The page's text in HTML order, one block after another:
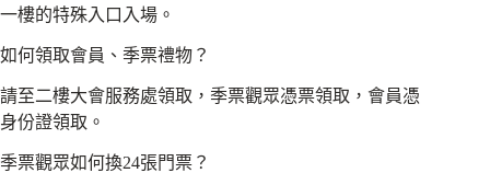
一樓的特殊入口入場。
如何領取會員、季票禮物？
請至二樓大會服務處領取，季票觀眾憑票領取，會員憑
身份證領取。
季票觀眾如何換24張門票？